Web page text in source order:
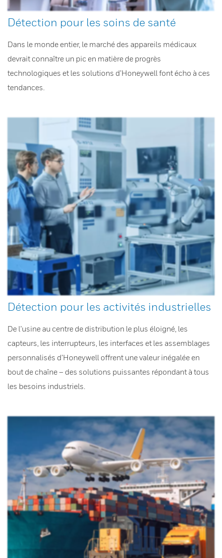
Détection pour les soins de santé
Dans le monde entier, le marché des appareils médicaux
devrait connaître un pic en matière de progrès
technologiques et les solutions d’Honeywell font écho à ces
tendances.
Détection pour les activités industrielles
De l’usine au centre de distribution le plus éloigné, les
capteurs, les interrupteurs, les interfaces et les assemblages
personnalisés d’Honeywell offrent une valeur inégalée en
bout de chaîne – des solutions puissantes répondant à tous
les besoins industriels.